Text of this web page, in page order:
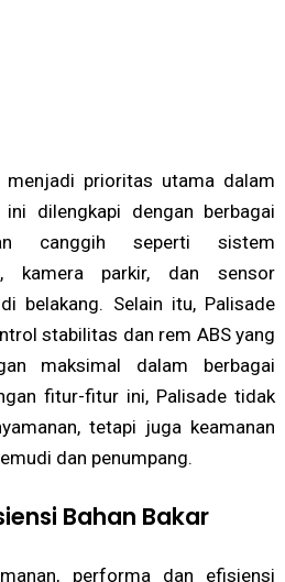
menjadi prioritas utama dalam
dilengkapi dengan berbagai
canggih seperti sistem
kamera parkir, dan sensor
belakang. Selain itu, Palisade
stabilitas dan rem ABS yang
maksimal dalam berbagai
fitur-fitur ini, Palisade tidak
tetapi juga keamanan
dan penumpang.
Bahan Bakar
performa dan efisiensi